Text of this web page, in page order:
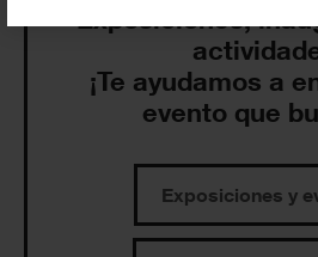
Exposiciones,
¡Te ayudamos a
evento que
Exposiciones y